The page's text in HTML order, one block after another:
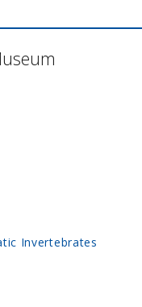
Invertebrates